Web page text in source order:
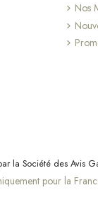
Nos
la Société des Avis
pour la